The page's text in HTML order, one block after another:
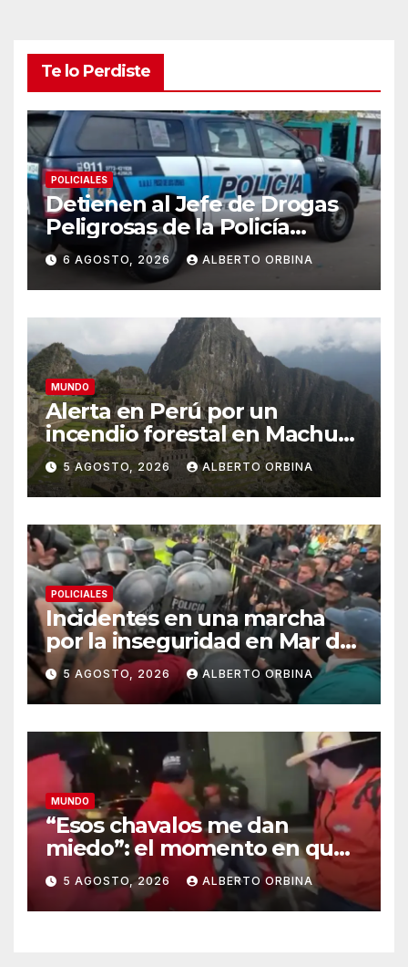
Te lo Perdiste
POLICIALES
Detienen al Jefe de Drogas
Peligrosas de la Policía
Federal en Córdoba: enfrenta
varios cargos
6 AGOSTO, 2026 ALBERTO ORBINA
MUNDO
Alerta en Perú por un
incendio forestal en Machu
Picchu que afecta el servicio
de trenes hacia el santuario
5 AGOSTO, 2026 ALBERTO ORBINA
POLICIALES
Incidentes en una marcha
por la inseguridad en Mar del
Plata: vecinos piden que
cambien la cúpula policial
5 AGOSTO, 2026 ALBERTO ORBINA
MUNDO
“Esos chavalos me dan
miedo”: el momento en que
los sicarios marcaron al
influencer mexicano César
Gastélum antes de asesinarlo
5 AGOSTO, 2026 ALBERTO ORBINA